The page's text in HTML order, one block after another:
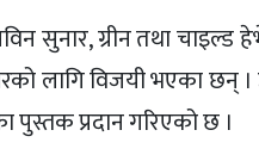
सुनार, ग्रीन तथा चाइल्ड
लागि विजयी भएका
पुस्तक प्रदान गरिएको छ ।